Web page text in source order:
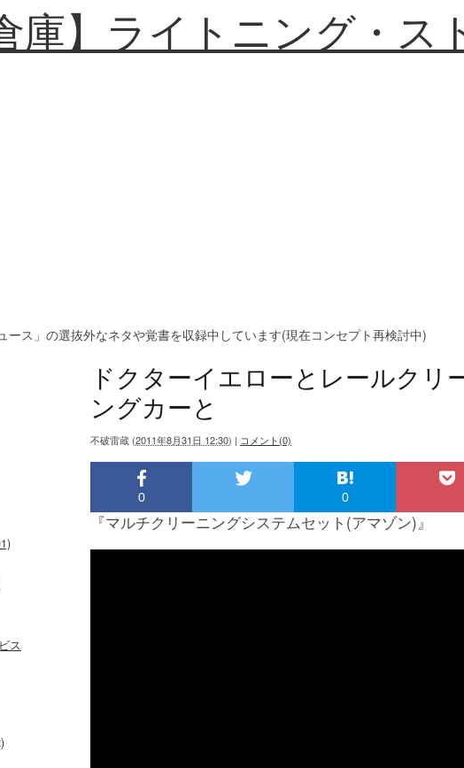
庫】ライトニング・ス
ース」の選抜外なネタや覚書を収録中しています(現在コンセプト再検討中)
ドクターイエローとレールクリ
ングカーと
不破雷蔵 (2011年8月31日 12:30) | コメント(0)
0 0
『マルチクリーニングシステムセット(アマゾン)』
ス